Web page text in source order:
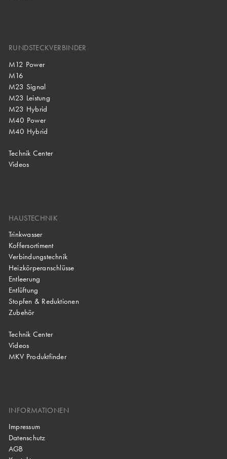
RUNDSTECKVERBINDER
M12 Power
M16
M23 Signal
M23 Leistung
M23 Hybrid
M40 Power
M40 Hybrid
Technik Center
Videos
HAUSTECHNIK
Trinkwasser
Koffersortiment
Verbindungstechnik
Heizkörperanschlüsse
Entleerung
Entlüftung
Stopfen & Reduktionen
Zubehör
Technik Center
Videos
MKV Produktfinder
INFORMATIONEN
Impressum
Datenschutz
AGB